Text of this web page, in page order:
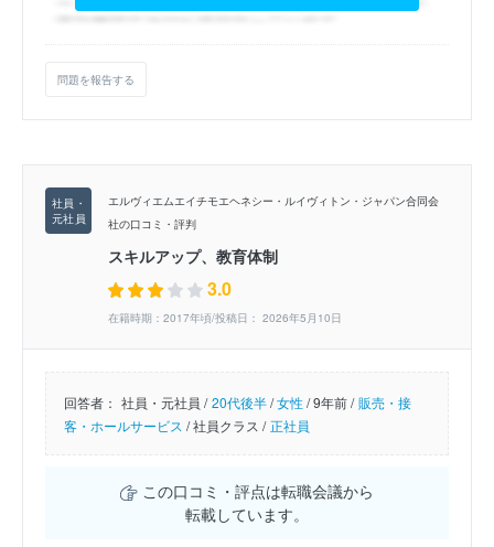
問題を報告する
エルヴィエムエイチモエヘネシー・ルイヴィトン・ジャパン合同会
社の口コミ・評判
スキルアップ、教育体制
3.0
在籍時期：2017年頃/投稿日： 2026年5月10日
回答者： 社員・元社員 / 20代後半/女性/9年前 / 販売・接
客・ホールサービス /社員クラス / 正社員
この口コミ・評点は転職会議から
転載しています。